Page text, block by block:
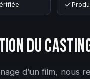
DU
d’un film, nous